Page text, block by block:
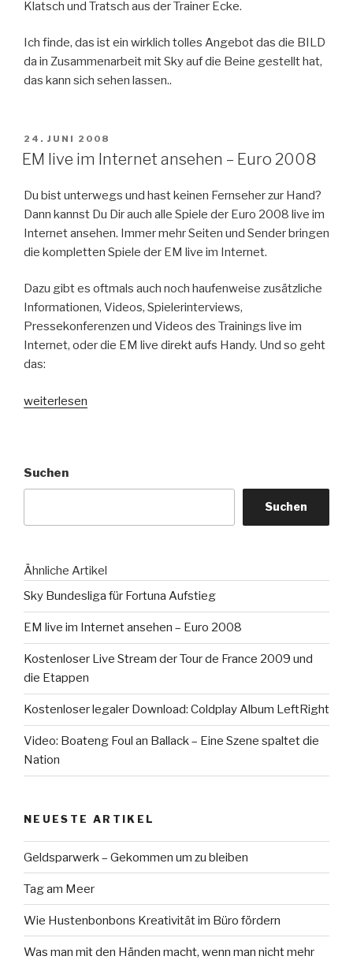
Klatsch und Tratsch aus der Trainer Ecke.
Ich finde, das ist ein wirklich tolles Angebot das die BILD
da in Zusammenarbeit mit Sky auf die Beine gestellt hat,
das kann sich sehen lassen..
VERÖFFENTLICHT
AM
24. JUNI 2008
EM live im Internet ansehen – Euro 2008
Du bist unterwegs und hast keinen Fernseher zur Hand?
Dann kannst Du Dir auch alle Spiele der Euro 2008 live im
Internet ansehen. Immer mehr Seiten und Sender bringen
die kompletten Spiele der EM live im Internet.
Dazu gibt es oftmals auch noch haufenweise zusätzliche
Informationen, Videos, Spielerinterviews,
Pressekonferenzen und Videos des Trainings live im
Internet, oder die EM live direkt aufs Handy. Und so geht
das:
„EM
ansehen
–
weiterlesen
Suchen
Suchen
Ähnliche Artikel
Sky Bundesliga für Fortuna Aufstieg
EM live im Internet ansehen – Euro 2008
Kostenloser Live Stream der Tour de France 2009 und
die Etappen
Kostenloser legaler Download: Coldplay Album LeftRight
Video: Boateng Foul an Ballack – Eine Szene spaltet die
Nation
NEUESTE ARTIKEL
Geldsparwerk – Gekommen um zu bleiben
Tag am Meer
Wie Hustenbonbons Kreativität im Büro fördern
Was man mit den Händen macht, wenn man nicht mehr